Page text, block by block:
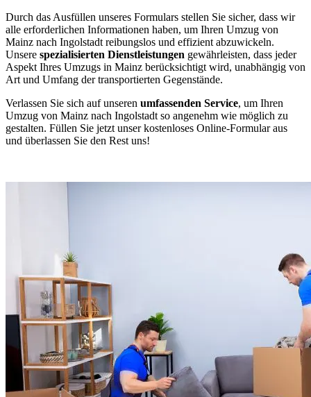
Durch das Ausfüllen unseres Formulars stellen Sie sicher, dass wir
alle erforderlichen Informationen haben, um Ihren Umzug von
Mainz nach Ingolstadt reibungslos und effizient abzuwickeln.
Unsere spezialisierten Dienstleistungen gewährleisten, dass jeder
Aspekt Ihres Umzugs in Mainz berücksichtigt wird, unabhängig von
Art und Umfang der transportierten Gegenstände.
Verlassen Sie sich auf unseren umfassenden Service, um Ihren
Umzug von Mainz nach Ingolstadt so angenehm wie möglich zu
gestalten. Füllen Sie jetzt unser kostenloses Online-Formular aus
und überlassen Sie den Rest uns!